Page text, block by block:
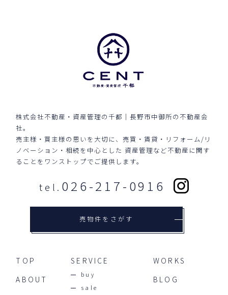
株式会社不動産・資産管理の千都｜長野市中御所の不動産会
社。
売主様・買主様の思いを大切に、売買・賃貸・リフォーム/リ
ノベーション・相続を中心とした 資産管理など不動産に関す
ることをワンストップでご提供します。
tel. 026-217-0916
売物件をさがす
TOP
ABOUT
SERVICE
buy
sale
WORKS
BLOG